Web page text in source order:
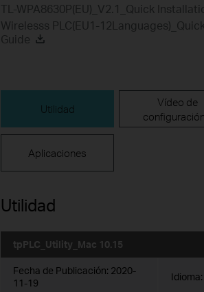
TL-WPA8630P(EU)_V2.1_Quick
Wirelesss PLC(EU1-
Guide
Utilidad
Vídeo de
configuración
Aplicaciones
Utilidad
tpPLC_Utility_Mac 10.15
Fecha de Publicación: 2020-
11-19
Idioma: